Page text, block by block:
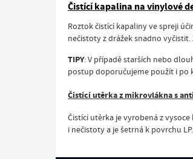
Čistící kapalina na vinylové
Roztok čistící kapaliny ve spreji
nečistoty z drážek snadno
TIPY: V případě starších nebo
postup doporučujeme použít i po
Čistící utěrka z mikrovlákna s
Čistící utěrka je vyrobená z
i nečistoty a je šetrná k povrchu LP.